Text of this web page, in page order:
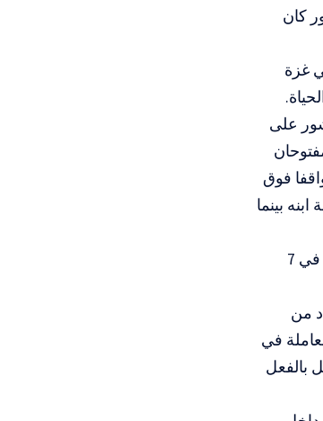
كان
غزة
على
وذراعاه مفتوحان
فوق
بينما
ويقول الكاتب، إن ما لا يقل عن 79 صحافيا وعاملا في مجال الإعلام قُتلوامنذ بداية الحرب في 7
عدد من
في
بالفعل